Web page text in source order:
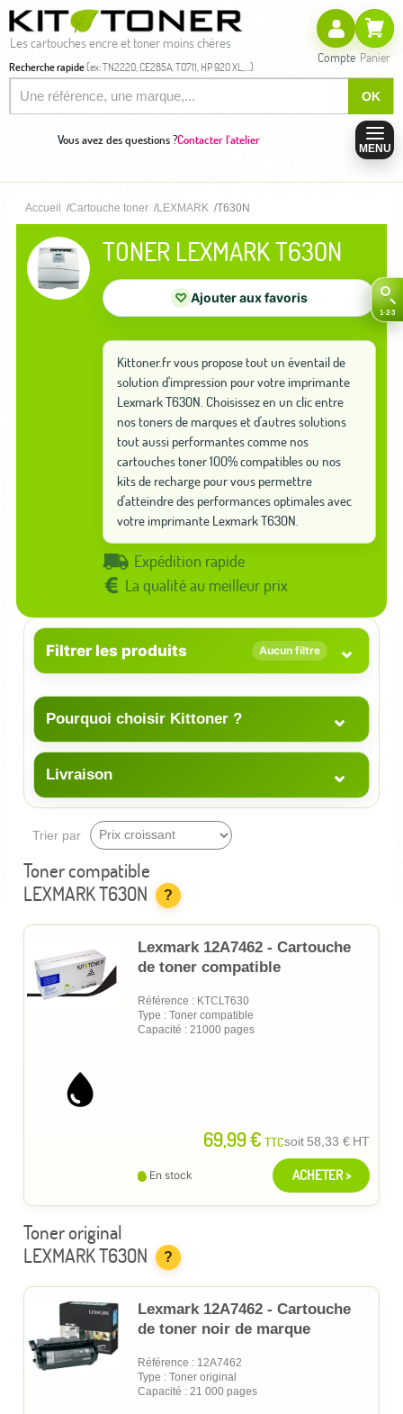
Les cartouches encre et toner moins chères
Recherche rapide(ex: TN2220, CE285A, T0711, HP 920 XL,...)
OK
Compte Panier
Vous avez des questions ?Contacter l'atelier
MENU
Accueil Cartouche toner LEXMARK T630N
TONER LEXMARK T630N
♡ Ajouter aux favoris
Kittoner.fr vous propose tout un éventail de
solution d'impression pour votre imprimante
Lexmark T630N. Choisissez en un clic entre
nos toners de marques et d'autres solutions
tout aussi performantes comme nos
cartouches toner 100% compatibles ou nos
kits de recharge pour vous permettre
d'atteindre des performances optimales avec
votre imprimante Lexmark T630N.
Expédition rapide
La qualité au meilleur prix
Filtrer les produits Aucun filtre ⌄
Pourquoi choisir Kittoner ? ⌄
Livraison ⌄
Trier par
Toner compatible
LEXMARK T630N
?
Lexmark 12A7462 - Cartouche
de toner compatible
Référence : KTCLT630
Type : Toner compatible
Capacité : 21000 pages
69,99 € TTCsoit 58,33 € HT
En stock ACHETER >
Toner original
LEXMARK T630N
?
Lexmark 12A7462 - Cartouche
de toner noir de marque
Référence : 12A7462
Type : Toner original
Capacité : 21 000 pages